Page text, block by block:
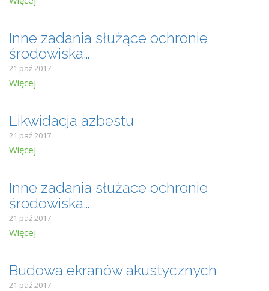
Inne zadania służące ochronie
środowiska…
21 paź 2017
Więcej
Likwidacja azbestu
21 paź 2017
Więcej
Inne zadania służące ochronie
środowiska…
21 paź 2017
Więcej
Budowa ekranów akustycznych
21 paź 2017